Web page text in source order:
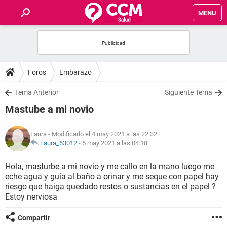
MENU
FOROS
SALUD
NUTRICIÓN
BIENESTAR
SEXUALIDAD
GLOSARIO
Foros Embarazo
Tema Anterior Siguiente Tema
Mastube a mi novio
Laura - Modificado el 4 may 2021 a las 22:32
Laura_63012 - 5 may 2021 a las 04:18
Hola, masturbe a mi novio y me callo en la mano luego me
eche agua y guía al baño a orinar y me seque con papel hay
riesgo que haiga quedado restos o sustancias en el papel ?
Estoy nerviosa
Compartir